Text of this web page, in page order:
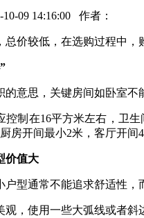
10-09 14:16:00 作者：
较低，在选购过程中，
思，关键房间如卧室不能
在16平方米左右，卫生
房开间最小2米，客厅开间
价值大
通常不能追求舒适性，
使用一些大弧线或者斜